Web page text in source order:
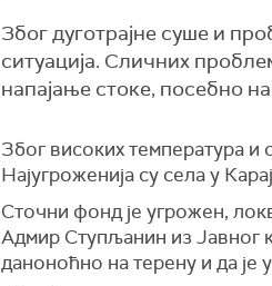
Због дуготрајне суше и
ситуација. Сличних
напајање стоке, посебно
Због високих температура
Најугроженија су села у
Сточни фонд је угрожен,
Адмир Ступљанин из Јавног
даноноћно на терену и да је